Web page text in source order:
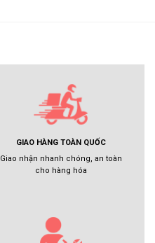
GIAO HÀNG TOÀN QUỐC
Giao nhận nhanh chóng, an toàn
cho hàng hóa